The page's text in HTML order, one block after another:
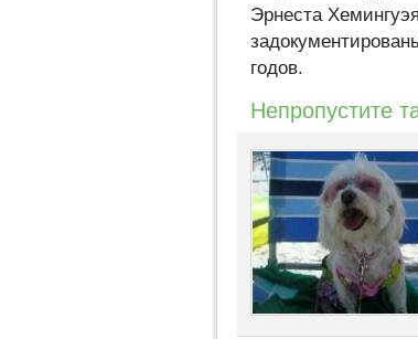
Эрнеста
годов.
Непропустите